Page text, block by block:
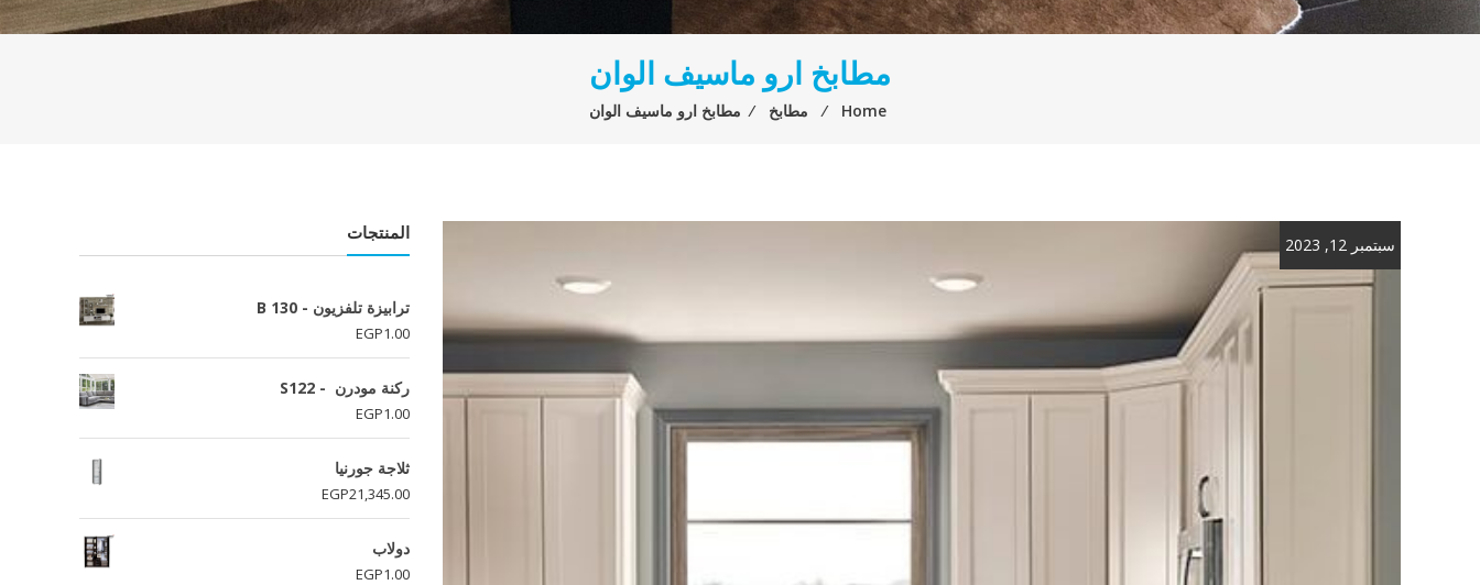
مطابخ ارو ماسيف الوان
Home
⁄ مطابخ ⁄ مطابخ ارو ماسيف الوان
سبتمبر 12, 2023
المنتجات
ترابيزة تلفزيون - B 130
EGP1.00
ركنة مودرن - S122
EGP1.00
ثلاجة جورنيا
EGP21,345.00
دولاب
EGP1.00